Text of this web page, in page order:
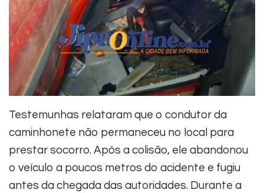
Testemunhas relataram que o condutor da
caminhonete não permaneceu no local para
prestar socorro. Após a colisão, ele abandonou
o veículo a poucos metros do acidente e fugiu
antes da chegada das autoridades. Durante a